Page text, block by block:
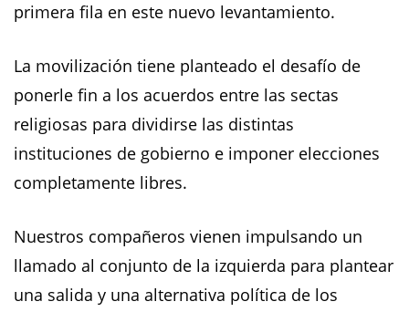
primera fila en este nuevo levantamiento.
La movilización tiene planteado el desafío de
ponerle fin a los acuerdos entre las sectas
religiosas para dividirse las distintas
instituciones de gobierno e imponer elecciones
completamente libres.
Nuestros compañeros vienen impulsando un
llamado al conjunto de la izquierda para plantear
una salida y una alternativa política de los